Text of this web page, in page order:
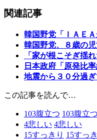
関連記事
韓国野党「ＩＡＥ
韓国野党、８歳の
「家が根こそぎ揺
日本政府「原発比
地震から３０分過
この記事を読んで…
103腹立つ 103腹立つ
4悲しい 4悲しい
15すっきり 15すっ